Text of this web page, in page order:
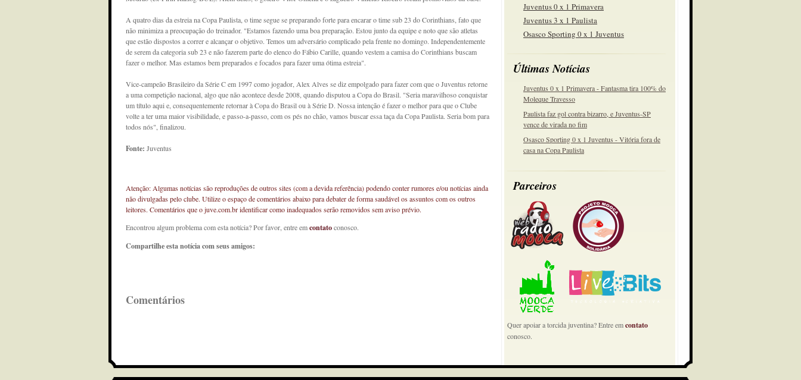
Juventus 0 x 1 Primavera
Juventus 3 x 1 Paulista
Osasco Sporting 0 x 1 Juventus
Últimas Notícias
Juventus 0 x 1 Primavera - Fantasma tira 100% do
Moleque Travesso
Paulista faz gol contra bizarro, e Juventus-SP
vence de virada no fim
Osasco Sporting 0 x 1 Juventus - Vitória fora de
casa na Copa Paulista
Parceiros
Quer apoiar a torcida juventina? Entre emcontato
conosco.
A quatro dias da estreia na Copa Paulista, o time segue se preparando forte para encarar o time sub 23 do Corinthians, fato que
não minimiza a preocupação do treinador. "Estamos fazendo uma boa preparação. Estou junto da equipe e noto que são atletas
que estão dispostos a correr e alcançar o objetivo. Temos um adversário complicado pela frente no domingo. Independentemente
de serem da categoria sub 23 e não fazerem parte do elenco do Fábio Carille, quando vestem a camisa do Corinthians buscam
fazer o melhor. Mas estamos bem preparados e focados para fazer uma ótima estreia".
Vice-campeão Brasileiro da Série C em 1997 como jogador, Alex Alves se diz empolgado para fazer com que o Juventus retorne
a uma competição nacional, algo que não acontece desde 2008, quando disputou a Copa do Brasil. "Seria maravilhoso conquistar
um título aqui e, consequentemente retornar à Copa do Brasil ou à Série D. Nossa intenção é fazer o melhor para que o Clube
volte a ter uma maior visibilidade, e passo-a-passo, com os pés no chão, vamos buscar essa taça da Copa Paulista. Seria bom para
todos nós", finalizou.
Fonte: Juventus
Atenção: Algumas notícias são reproduções de outros sites (com a devida referência) podendo conter rumores e/ou notícias ainda
não divulgadas pelo clube. Utilize o espaço de comentários abaixo para debater de forma saudável os assuntos com os outros
leitores. Comentários que o juve.com.br identificar como inadequados serão removidos sem aviso prévio.
Encontrou algum problema com esta notícia? Por favor, entre emcontatoconosco.
Compartilhe esta notícia com seus amigos:
Comentários